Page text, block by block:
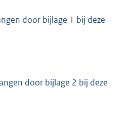
door bijlage 1 bij deze
door bijlage 2 bij deze